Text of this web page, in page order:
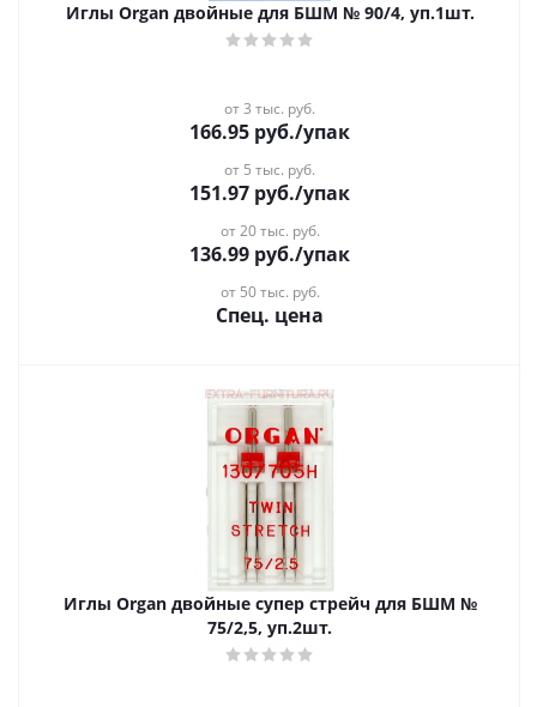
Иглы Organ двойные для БШМ № 90/4, уп.1шт.
от 3 тыс. руб.
166.95 руб./упак
от 5 тыс. руб.
151.97 руб./упак
от 20 тыс. руб.
136.99 руб./упак
от 50 тыс. руб.
Спец. цена
Иглы Organ двойные супер стрейч для БШМ №
75/2,5, уп.2шт.